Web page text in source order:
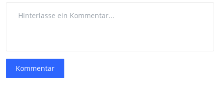
Kommentar